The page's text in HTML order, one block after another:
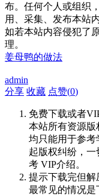
布。任何个人或组织
用、采集、发布本站
如若本站内容侵犯了
理。
姜母鸭的做法
admin
分享 收藏 点赞(0)
免费下载或者
本站所有资源
均只能用于参考
起版权纠纷，
考 VIP介绍。
提示下载完但解
最常见的情况是